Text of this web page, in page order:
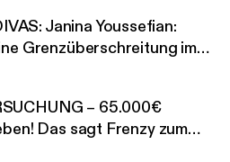
Janina Youssefian:
Grenzüberschreitung im
Siegel!
– 65.000€
Das sagt Frenzy zum